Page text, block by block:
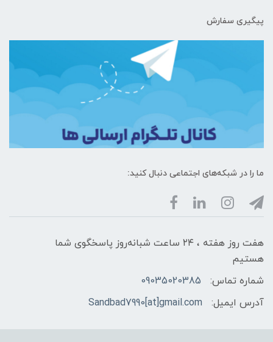
پیگیری سفارش
ما را در شبکه‌های اجتماعی دنبال کنید:
هفت روز هفته ، ۲۴ ساعت شبانه‌روز پاسخگوی شما
هستیم
شماره تماس:
09035020385
آدرس ایمیل:
Sandbad7990[at]gmail.com